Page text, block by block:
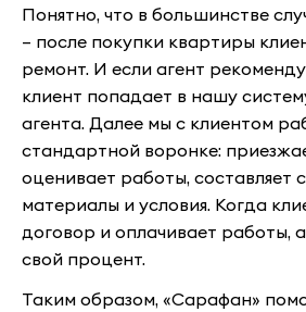
Понятно, что в большинстве
– после покупки квартиры
ремонт. И если агент
клиент попадает в нашу
агента. Далее мы с клиентом
стандартной воронке:
оценивает работы, составляет
материалы и условия. Когда
договор и оплачивает работы,
свой процент.
Таким образом, «Сарафан»